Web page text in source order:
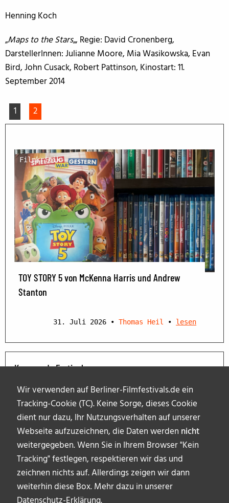
Wir verwenden auf Berliner-Filmfestivals.de ein
Tracking-Cookie (TC). Keine Sorge, dieses Cookie
dient nur dazu, Ihr Nutzungsverhalten auf unserer
Webseite aufzuzeichnen, die Daten werden nicht
weitergegeben. Wenn Sie in Ihrem Browser "Kein
Tracking" festlegen, respektieren wir das und
zeichnen nichts auf. Allerdings zeigen wir dann
weiterhin diese Box. Mehr dazu in unserer
Henning Koch
„Maps to the Stars„, Regie: David Cronenberg,
DarstellerInnen: Julianne Moore, Mia Wasikowska, Evan
Bird, John Cusack, Robert Pattinson, Kinostart: 11.
September 2014
1 2
Filmkritik
TOY STORY 5 von McKenna Harris und Andrew
Stanton
31. Juli 2026 • Thomas Heil • lesen
Kommende Festivals